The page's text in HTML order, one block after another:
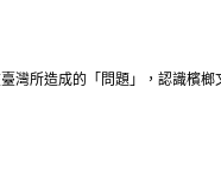
灣所造成的「問題」，認識檳